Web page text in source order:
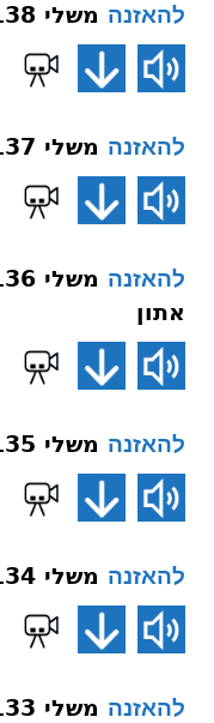
להאזנה משלי 138 פרק א פסוק כז צרה
להאזנה משלי 137 פרק א פסוק כז על
להאזנה
אתון
להאזנה משלי 135 פרק א פסוק כז סופה
להאזנה משלי 134 פרק א פסוק כז שואה
להאזנה